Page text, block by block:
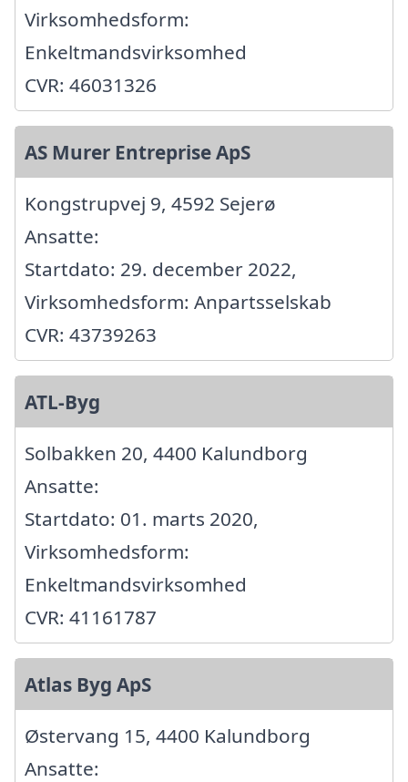
Virksomhedsform:
Enkeltmandsvirksomhed
CVR: 46031326
AS Murer Entreprise ApS
Kongstrupvej 9, 4592 Sejerø
Ansatte:
Startdato: 29. december 2022,
Virksomhedsform: Anpartsselskab
CVR: 43739263
ATL-Byg
Solbakken 20, 4400 Kalundborg
Ansatte:
Startdato: 01. marts 2020,
Virksomhedsform:
Enkeltmandsvirksomhed
CVR: 41161787
Atlas Byg ApS
Østervang 15, 4400 Kalundborg
Ansatte: